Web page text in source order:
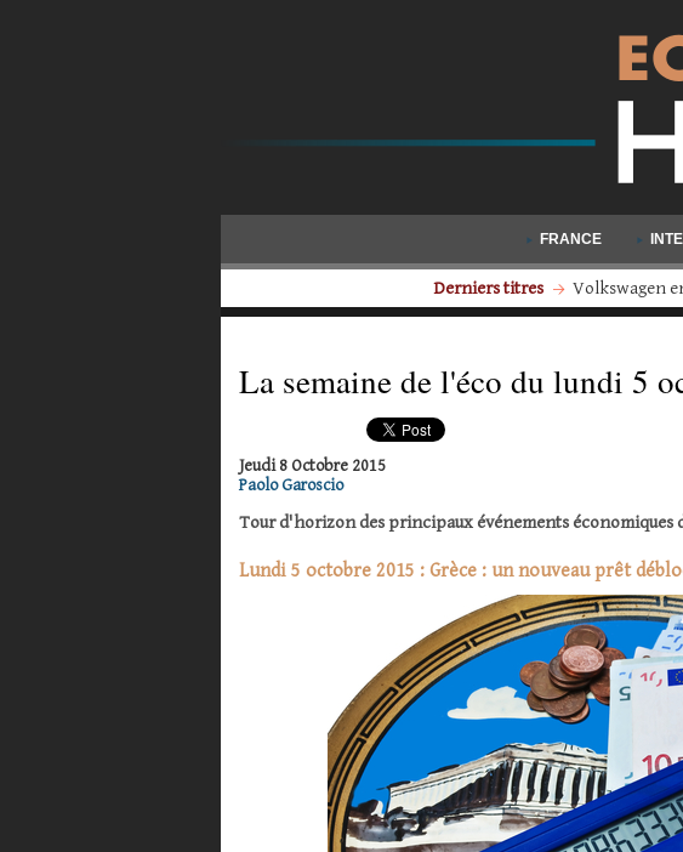
FRANCE
Derniers titres Millionnaires : un
La semaine de l'éco du lundi 5
Jeudi 8 Octobre 2015
Paolo Garoscio
Tour d'horizon des principaux événements économiques
Lundi 5 octobre 2015 : Grèce : un nouveau prêt